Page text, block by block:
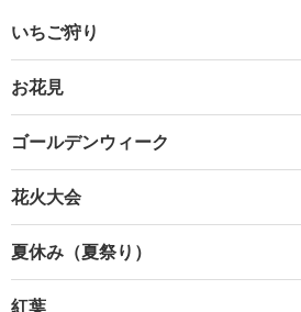
いちご狩り
お花見
ゴールデンウィーク
花火大会
夏休み（夏祭り）
紅葉